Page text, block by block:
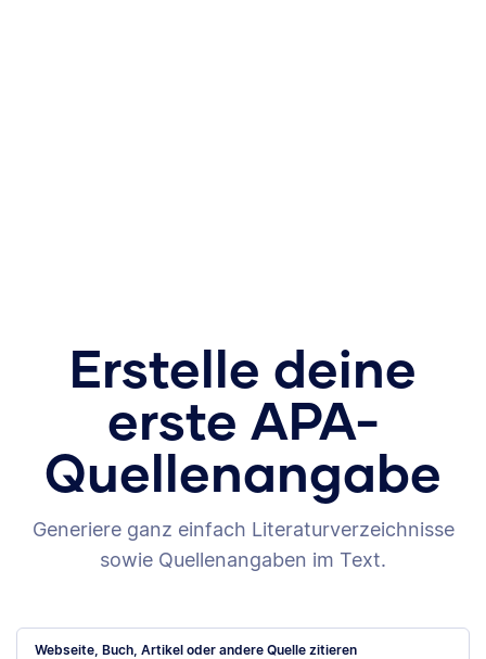
Erstelle deine
erste APA-
Quellenangabe
Generiere ganz einfach Literaturverzeichnisse
sowie Quellenangaben im Text.
Webseite, Buch, Artikel oder andere Quelle zitieren